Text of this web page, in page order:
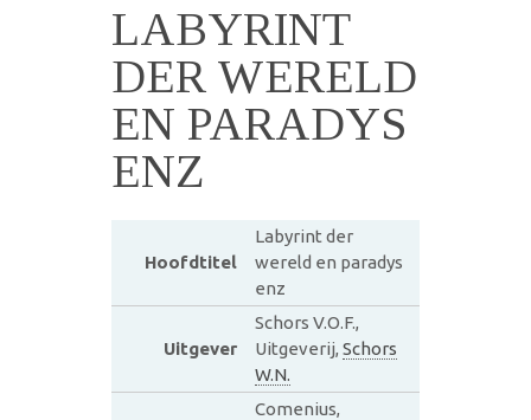
LABYRINT
DER WERELD
EN PARADYS
ENZ
Hoofdtitel
Labyrint der
wereld en paradys
enz
Uitgever
Schors V.O.F.,
Uitgeverij, Schors
W.N.
Comenius,